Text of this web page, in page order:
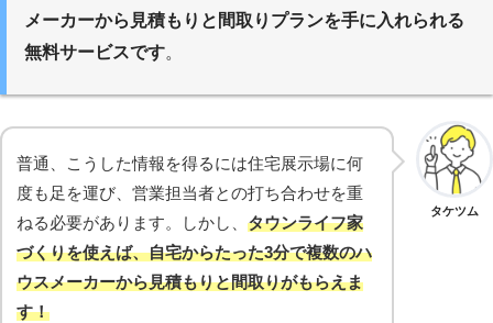
メーカーから見積もりと間取りプランを手に入れられる
無料サービスです。
タケツム
普通、こうした情報を得るには住宅展示場に何
度も足を運び、営業担当者との打ち合わせを重
ねる必要があります。しかし、 タウンライフ家
づくりを使えば、自宅からたった3分で複数のハ
ウスメーカーから見積もりと間取りがもらえま
す！